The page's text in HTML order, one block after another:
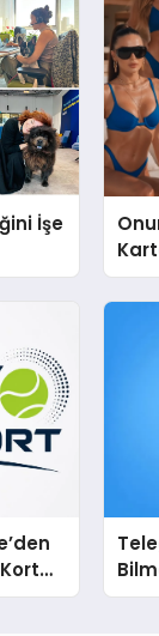
İşe